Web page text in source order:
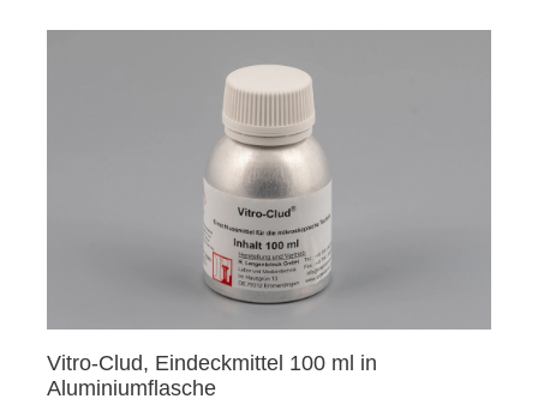
Vitro-Clud, Eindeckmittel 100 ml in
Aluminiumflasche